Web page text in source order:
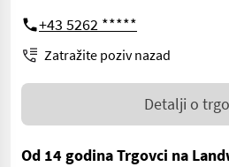
+43 5262 *****
Zatražite poziv nazad
Detalji o
Od 14 godina Trgovci na